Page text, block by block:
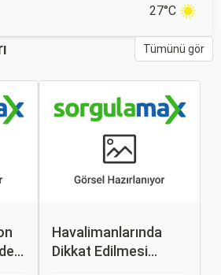
27°C
Tümünü gör
Havalimanlarında
Dikkat Edilmesi